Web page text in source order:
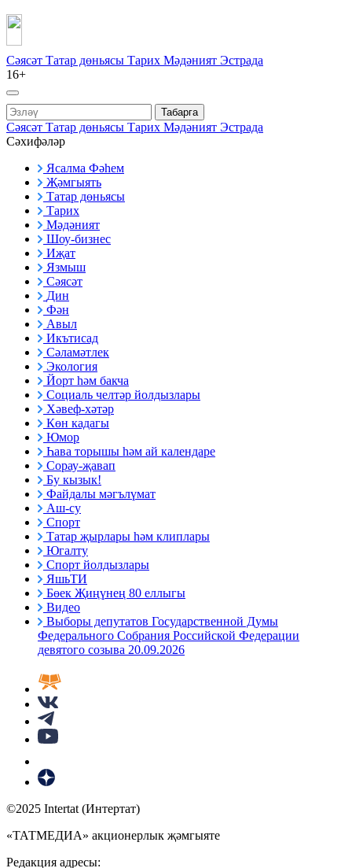
Сәясәт Татар дөньясы Тарих Мәдәният Эстрада
16+
Табарга
Сәясәт Татар дөньясы Тарих Мәдәният Эстрада
Сәхифәләр
Ясалма Фәһем
Җәмгыять
Татар дөньясы
Тарих
Мәдәният
Шоу-бизнес
Иҗат
Язмыш
Сәясәт
Дин
Фән
Авыл
Икътисад
Сәламәтлек
Экология
Йорт һәм бакча
Социаль челтәр йолдызлары
Хәвеф-хәтәр
Көн кадагы
Юмор
Һава торышы һәм ай календаре
Сорау-җавап
Бу кызык!
Файдалы мәгълүмат
Аш-су
Спорт
Татар җырлары һәм клиплары
Югалту
Спорт йолдызлары
ЯшьТИ
Бөек Җиңүнең 80 еллыгы
Видео
Выборы депутатов Государственной Думы
Федерального Собрания Российской Федерации
девятого созыва 20.09.2026
©2025 Intertat (Интертат)
«ТАТМЕДИА» акционерлык җәмгыяте
Редакция адресы: